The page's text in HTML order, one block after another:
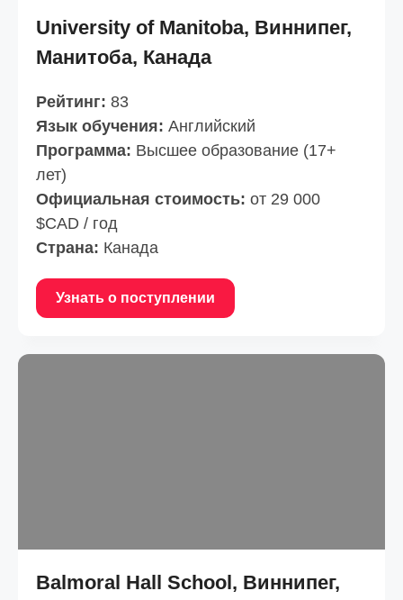
University of Manitoba, Виннипег,
Манитоба, Канада
Рейтинг: 83
Язык обучения: Английский
Программа: Высшее образование (17+
лет)
Официальная стоимость: от 29 000
$CAD / год
Страна: Канада
Узнать о поступлении
Balmoral Hall School, Виннипег,